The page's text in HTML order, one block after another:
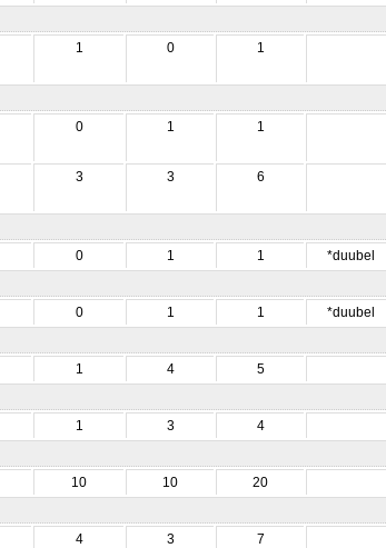
1 0 1
0 1 1
3 3 6
0 1 1
*duubel
0 1 1
*duubel
1 4
5
1 3
4
10 10
20
4 3
7